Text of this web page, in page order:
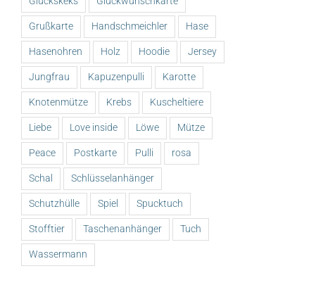
Grußkarte Handschmeichler Hase
Hasenohren Holz Hoodie Jersey
Jungfrau Kapuzenpulli Karotte
Knotenmütze Krebs Kuscheltiere
Liebe Love inside Löwe Mütze
Peace Postkarte Pulli rosa
Schal Schlüsselanhänger
Schutzhülle Spiel Spucktuch
Stofftier Taschenanhänger Tuch
Wassermann